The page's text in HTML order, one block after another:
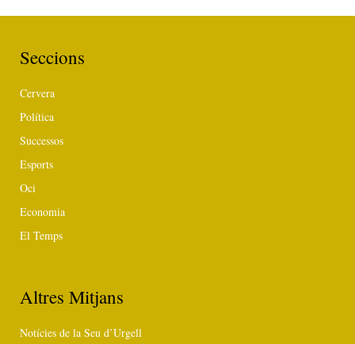
Seccions
Cervera
Política
Successos
Esports
Oci
Economia
El Temps
Altres Mitjans
Notícies de la Seu d’Urgell